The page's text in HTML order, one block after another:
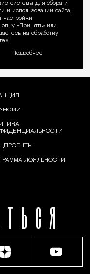
системы для сбора и
и использовании сайта,
настройки
«Принять» или
на обработку
Подробнее
ЛОЯЛЬНОСТИ